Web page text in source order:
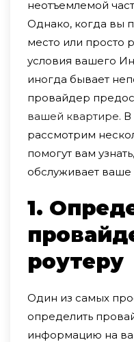
неотъемлемой
Однако, когда вы
место или просто
условия вашего
иногда бывает
провайдер
вашей квартире.
рассмотрим
помогут вам
обслуживает
1.
роутеру
Один из самых
определить
информацию на